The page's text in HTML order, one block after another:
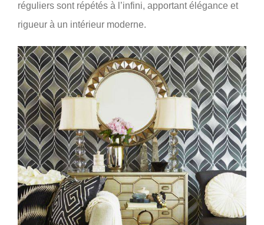
réguliers sont répétés à l’infini, apportant élégance et
rigueur à un intérieur moderne.